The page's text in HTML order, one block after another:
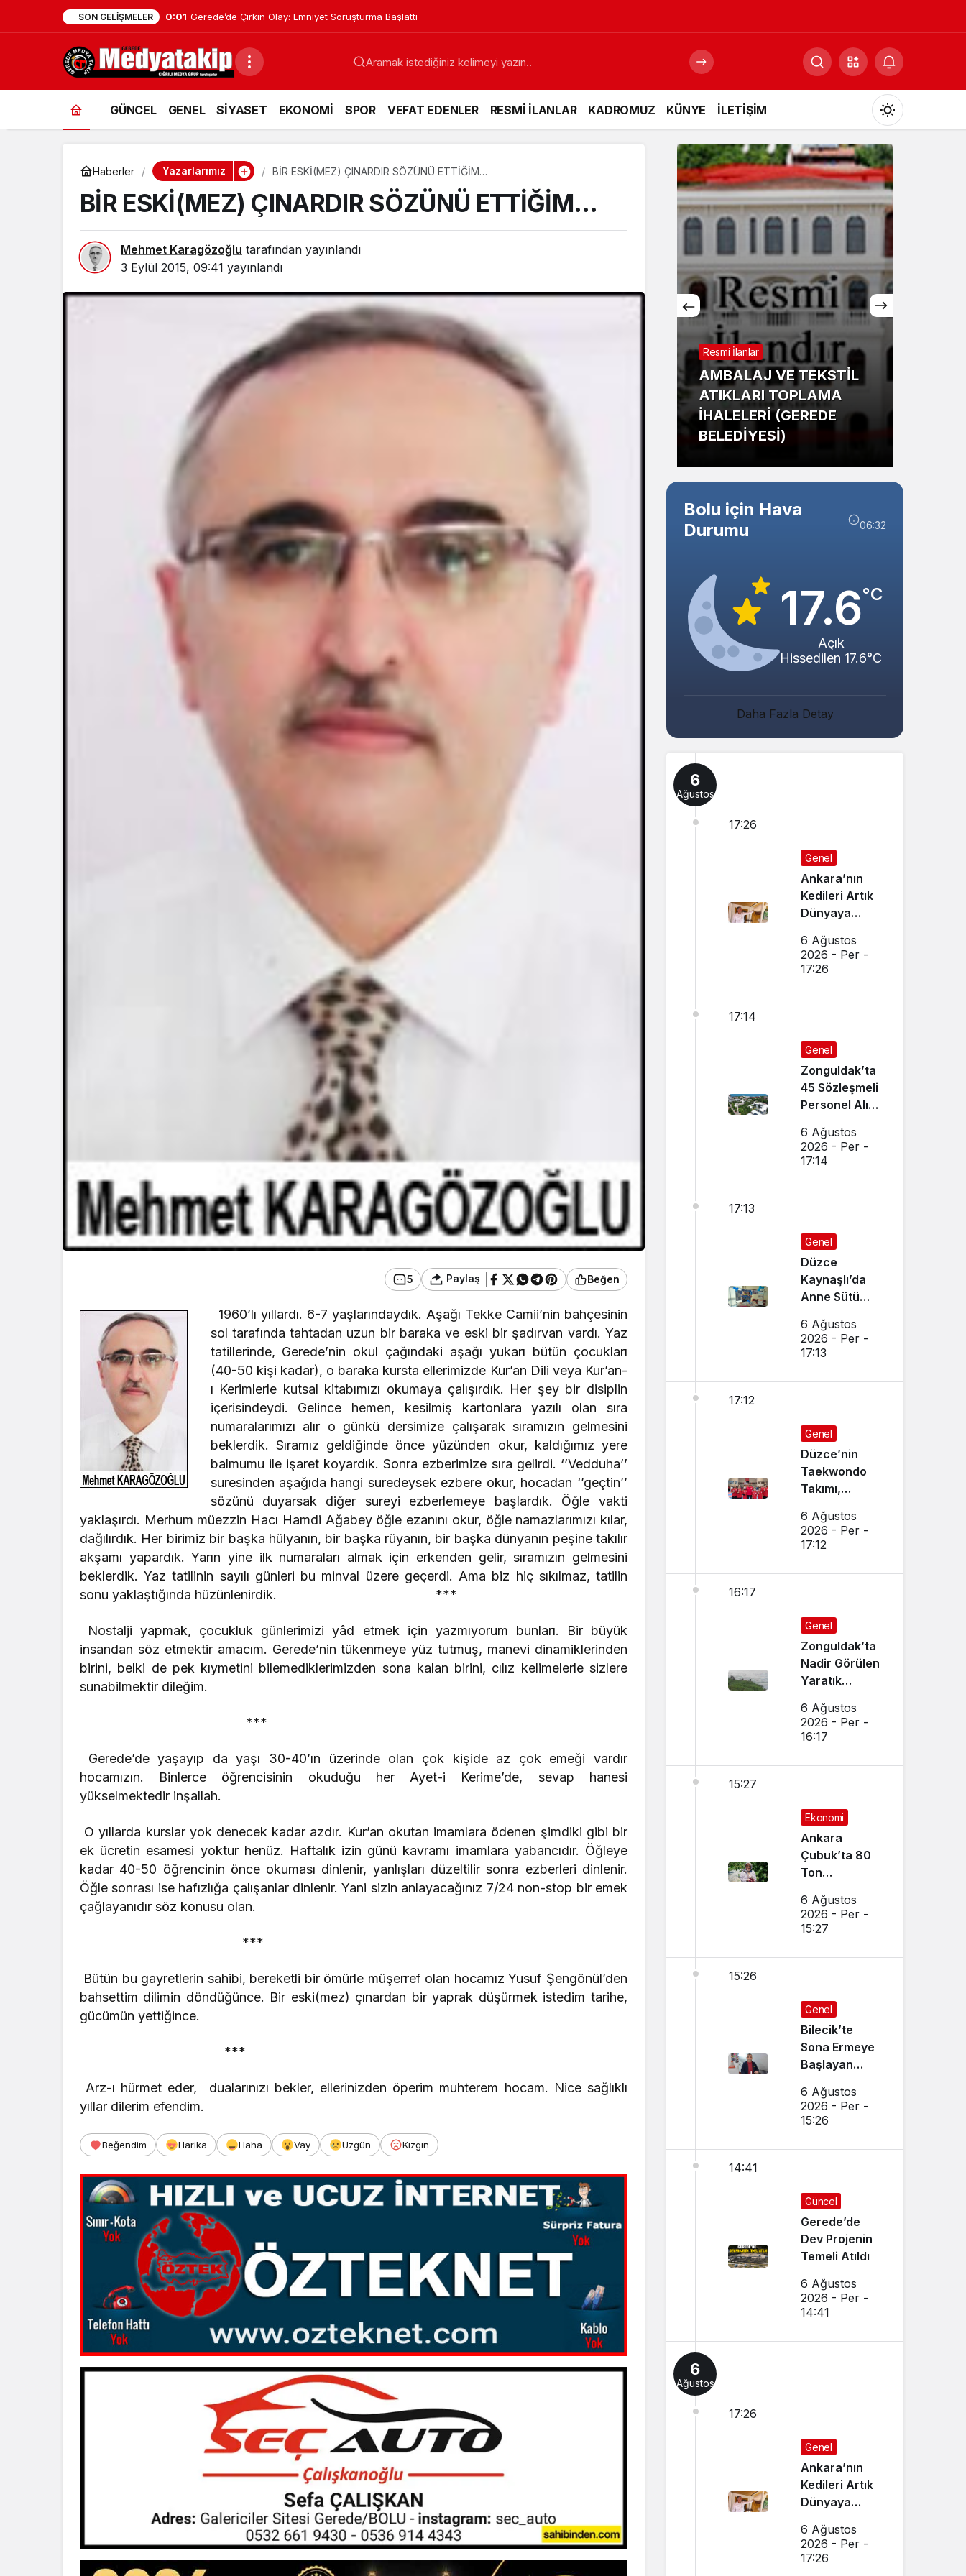
SON GELIŞMELER 0:01 Geredeli Tanınmış Siyasetçinin Acı Günü
GÜNCEL GENEL SİYASET EKONOMİ SPOR VEFAT EDENLER RESMİ İLANLAR KADROMUZ KÜNYE İLETİŞİM
Mod
değiştir
Gündüz Modu
Gece Modu
Gece modunu seçin.
Sistem Modu
Sistem modunu seçin.
Haberler Yazarlarımız BİR ESKİ(MEZ) ÇINARDIR SÖZÜNÜ ETTİĞİM…
BİR ESKİ(MEZ) ÇINARDIR SÖZÜNÜ ETTİĞİM…
Mehmet Karagözoğlu tarafından yayınlandı
3 Eylül 2015, 09:41 yayınlandı
5 Paylaş Beğen
1960’lı yıllardı. 6-7 yaşlarındaydık. Aşağı Tekke Camii’nin bahçesinin
sol tarafında tahtadan uzun bir baraka ve eski bir şadırvan vardı. Yaz
tatillerinde, Gerede’nin okul çağındaki aşağı yukarı bütün çocukları
(40-50 kişi kadar), o baraka kursta ellerimizde Kur’an Dili veya Kur’an-
ı Kerimlerle kutsal kitabımızı okumaya çalışırdık. Her şey bir disiplin
içerisindeydi. Gelince hemen, kesilmiş kartonlara yazılı olan sıra
numaralarımızı alır o günkü dersimize çalışarak sıramızın gelmesini
beklerdik. Sıramız geldiğinde önce yüzünden okur, kaldığımız yere
balmumu ile işaret koyardık. Sonra ezberimize sıra gelirdi. ‘’Vedduha’’
suresinden aşağıda hangi suredeysek ezbere okur, hocadan ‘’geçtin’’
sözünü duyarsak diğer sureyi ezberlemeye başlardık. Öğle vakti
yaklaşırdı. Merhum müezzin Hacı Hamdi Ağabey öğle ezanını okur, öğle namazlarımızı kılar,
dağılırdık. Her birimiz bir başka hülyanın, bir başka rüyanın, bir başka dünyanın peşine takılır
akşamı yapardık. Yarın yine ilk numaraları almak için erkenden gelir, sıramızın gelmesini
beklerdik. Yaz tatilinin sayılı günleri bu minval üzere geçerdi. Ama biz hiç sıkılmaz, tatilin
sonu yaklaştığında hüzünlenirdik. ***
Nostalji yapmak, çocukluk günlerimizi yâd etmek için yazmıyorum bunları. Bir büyük
insandan söz etmektir amacım. Gerede’nin tükenmeye yüz tutmuş, manevi dinamiklerinden
birini, belki de pek kıymetini bilemediklerimizden sona kalan birini, cılız kelimelerle sizlere
sunabilmektir dileğim.
***
Gerede’de yaşayıp da yaşı 30-40’ın üzerinde olan çok kişide az çok emeği vardır
hocamızın. Binlerce öğrencisinin okuduğu her Ayet-i Kerime’de, sevap hanesi
yükselmektedir inşallah.
O yıllarda kurslar yok denecek kadar azdır. Kur’an okutan imamlara ödenen şimdiki gibi bir
ek ücretin esamesi yoktur henüz. Haftalık izin günü kavramı imamlara yabancıdır. Öğleye
kadar 40-50 öğrencinin önce okuması dinlenir, yanlışları düzeltilir sonra ezberleri dinlenir.
Öğle sonrası ise hafızlığa çalışanlar dinlenir. Yani sizin anlayacağınız 7/24 non-stop bir emek
çağlayanıdır söz konusu olan.
***
Bütün bu gayretlerin sahibi, bereketli bir ömürle müşerref olan hocamız Yusuf Şengönül’den
bahsettim dilimin döndüğünce. Bir eski(mez) çınardan bir yaprak düşürmek istedim tarihe,
gücümün yettiğince.
***
Arz-ı hürmet eder, dualarınızı bekler, ellerinizden öperim muhterem hocam. Nice sağlıklı
yıllar dilerim efendim.
Beğendim Harika Haha Vay Üzgün Kızgın
Güncel
Geredeli Tanınmış
Siyasetçinin Acı Günü
Resmi İlanlar
AMBALAJ VE TEKSTİL
ATIKLARI TOPLAMA
İHALELERİ (GEREDE
BELEDİYESİ)
Bolu için Hava
Durumu
06:32
17.6°C
Açık
Hissedilen 17.6°C
Daha Fazla Detay
6
Ağustos
17:26
Genel
Ankara’nın
Kedileri Artık
Dünyaya
Tanıtılıyor
6 Ağustos
2026 - Per -
17:26
17:14
Genel
Zonguldak’ta
45 Sözleşmeli
Personel Alımı
6 Ağustos
2026 - Per -
17:14
17:13
Genel
Düzce
Kaynaşlı’da
Anne Sütü
İçin Etkinlik
Düzenlendi
6 Ağustos
2026 - Per -
17:13
17:12
Genel
Düzce’nin
Taekwondo
Takımı,
Başarı
Sağladı
6 Ağustos
2026 - Per -
17:12
16:17
Genel
Zonguldak’ta
Nadir Görülen
Yaratık
6 Ağustos
2026 - Per -
16:17
15:27
Ekonomi
Ankara
Çubuk’ta 80
Ton
6 Ağustos
2026 - Per -
15:27
15:26
Genel
Bilecik’te
Sona Ermeye
Başlayan
Sürdürüyor
6 Ağustos
2026 - Per -
15:26
14:41
Güncel
Gerede’de
Dev Projenin
Temeli Atıldı
6 Ağustos
2026 - Per -
14:41
6
Ağustos
17:26
Genel
Ankara’nın
Kedileri Artık
Dünyaya
Tanıtılıyor
6 Ağustos
2026 - Per -
17:26